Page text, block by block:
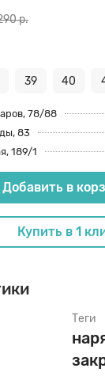
р.
39 40
78/88
83
189/1
Добавить в
Купить в 1
Теги
Очиститель